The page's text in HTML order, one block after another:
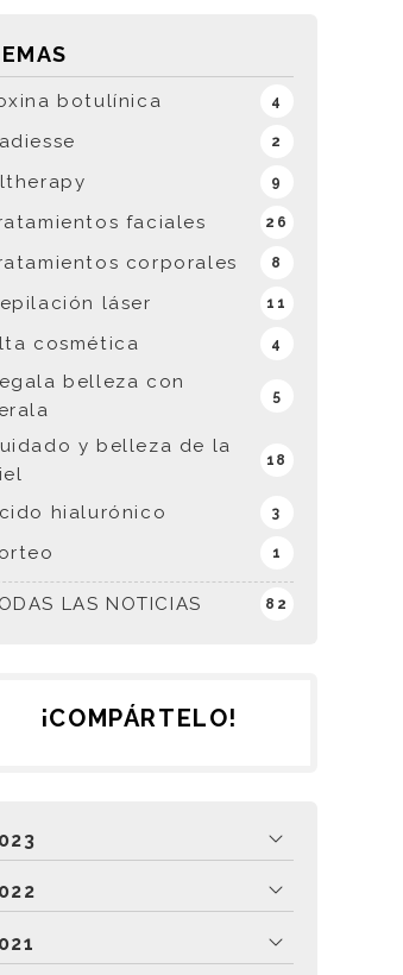
LAS NOTICIAS 82
botulínica 4
2
9
faciales 26
corporales 8
láser 11
cosmética 4
belleza con
5
y belleza de la
18
hialurónico 3
1
¡COMPÁRTELO!